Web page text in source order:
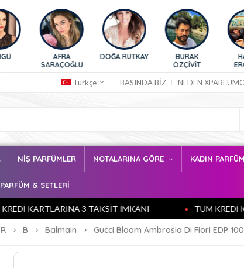
SARAÇOĞLU
DOĞA RUTKAY
ÖZÇİVİT
ERGÜÇLÜ
Türkçe BASINDA BİZ NEDEN
NİŞ PARFÜMLER NOTALARINA GÖRE KADIN PARFÜM
PARFÜM & SETLERİ
KARTLARINA 3 TAKSİT İMKANI TÜM KREDİ
B Balmain Gucci Bloom Ambrosia Di Fiori EDP